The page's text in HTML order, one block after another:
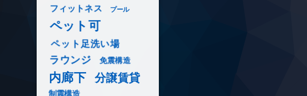
フィットネス プール
ペット可
ペット足洗い場
ラウンジ 免震構造
内廊下 分譲賃貸
制震構造